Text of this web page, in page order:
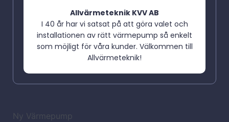
Allvärmeteknik KVV AB
I 40 år har vi satsat på att göra valet och
installationen av rätt värmepump så enkelt
som möjligt för våra kunder. Välkommen till
Allvärmeteknik!
Ny Värmepump